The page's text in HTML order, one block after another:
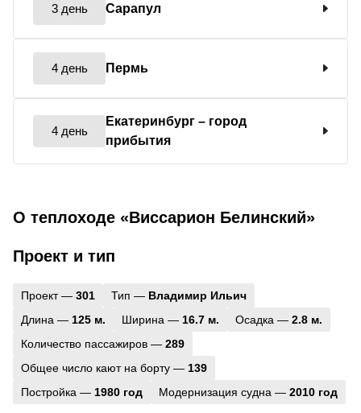
3 день Сарапул
4 день Пермь
4 день
Екатеринбург – город
прибытия
О теплоходе «Виссарион Белинский»
Проект и тип
Проект — 301 Тип — Владимир Ильич
Длина — 125 м. Ширина — 16.7 м. Осадка — 2.8 м.
Количество пассажиров — 289
Общее число кают на борту — 139
Постройка — 1980 год Модернизация судна — 2010 год